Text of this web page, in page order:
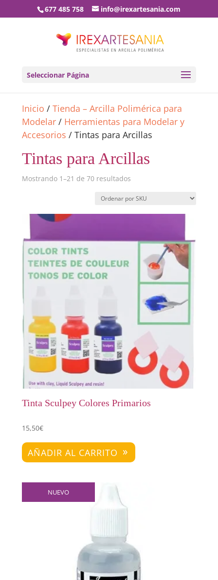
677 485 758 info@irexartesania.com
Seleccionar Página
Inicio / Tienda – Arcilla Polimérica para
Modelar/ Herramientas para Modelar y
Accesorios / Tintas para Arcillas
Tintas para Arcillas
Mostrando 1–21 de 70 resultados
Tinta Sculpey Colores Primarios
15,50€
AÑADIR AL CARRITO
NUEVO